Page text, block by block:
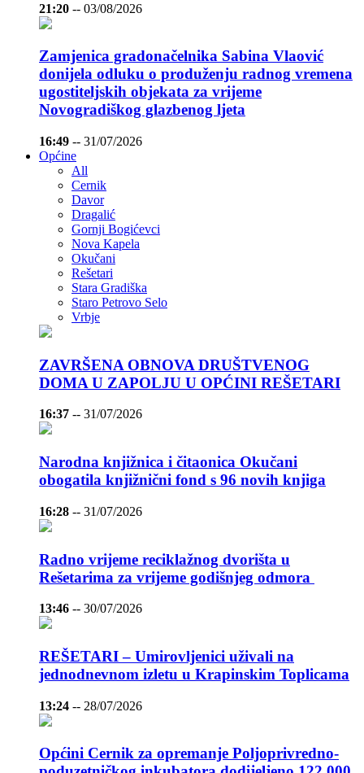
21:20 -- 03/08/2026
Zamjenica gradonačelnika Sabina Vlaović
donijela odluku o produženju radnog vremena
ugostiteljskih objekata za vrijeme
Novogradiškog glazbenog ljeta
16:49 -- 31/07/2026
Općine
All
Cernik
Davor
Dragalić
Gornji Bogićevci
Nova Kapela
Okučani
Rešetari
Stara Gradiška
Staro Petrovo Selo
Vrbje
ZAVRŠENA OBNOVA DRUŠTVENOG
DOMA U ZAPOLJU U OPĆINI REŠETARI
16:37 -- 31/07/2026
Narodna knjižnica i čitaonica Okučani
obogatila knjižnični fond s 96 novih knjiga
16:28 -- 31/07/2026
Radno vrijeme reciklažnog dvorišta u
Rešetarima za vrijeme godišnjeg odmora
13:46 -- 30/07/2026
REŠETARI – Umirovljenici uživali na
jednodnevnom izletu u Krapinskim Toplicama
13:24 -- 28/07/2026
Općini Cernik za opremanje Poljoprivredno-